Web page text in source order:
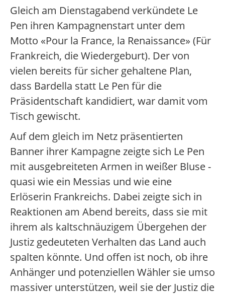
Gleich am Dienstagabend verkündete Le
Pen ihren Kampagnenstart unter dem
Motto «Pour la France, la Renaissance» (Für
Frankreich, die Wiedergeburt). Der von
vielen bereits für sicher gehaltene Plan,
dass Bardella statt Le Pen für die
Präsidentschaft kandidiert, war damit vom
Tisch gewischt.
Auf dem gleich im Netz präsentierten
Banner ihrer Kampagne zeigte sich Le Pen
mit ausgebreiteten Armen in weißer Bluse -
quasi wie ein Messias und wie eine
Erlöserin Frankreichs. Dabei zeigte sich in
Reaktionen am Abend bereits, dass sie mit
ihrem als kaltschnäuzigem Übergehen der
Justiz gedeuteten Verhalten das Land auch
spalten könnte. Und offen ist noch, ob ihre
Anhänger und potenziellen Wähler sie umso
massiver unterstützen, weil sie der Justiz die